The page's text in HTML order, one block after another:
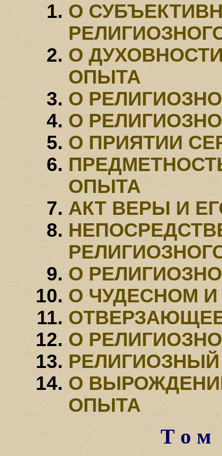
О
О
ОПЫТА
О
О
О ПРИЯТИИ
ОПЫТА
АКТ ВЕРЫ И
О
О ЧУДЕСНОМ
О
О
ОПЫТА
Т о м